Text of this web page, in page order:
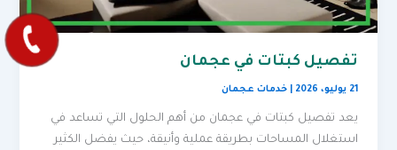
تفصيل كبتات في عجمان
21 يوليو، 2026 |خدمات عجمان
يعد تفصيل كبتات في عجمان من أهم الحلول التي تساعد في
استغلال المساحات بطريقة عملية وأنيقة، حيث يفضل الكثير